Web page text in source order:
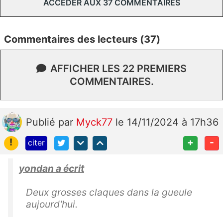
ACCÉDER AUX 37 COMMENTAIRES
Commentaires des lecteurs (37)
AFFICHER LES 22 PREMIERS
COMMENTAIRES.
Publié par Myck77 le 14/11/2024 à 17h36
!
citer + -
yondan a écrit
Deux grosses claques dans la gueule
aujourd'hui.